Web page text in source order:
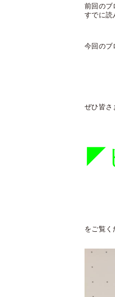
前回のブ
すでに読
今回のブ
ぜひ皆さ
◤
をご覧く